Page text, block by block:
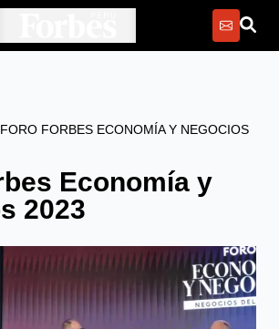
FORO FORBES ECONOMÍA Y NEGOCIOS
Economía y
2023